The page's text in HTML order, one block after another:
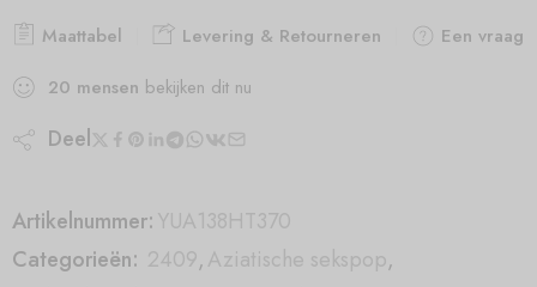
Maattabel Levering & Retourneren
Een vraag
20 mensen bekijken dit nu
Deel
Artikelnummer:YUA138HT370
Categorieën: 2409,Aziatische sekspop,